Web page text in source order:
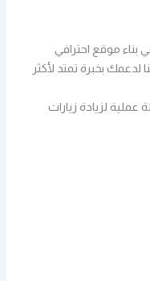
موقع احترافي
لدعمك بخبرة تمتد لأكثر
لزيادة زيارات